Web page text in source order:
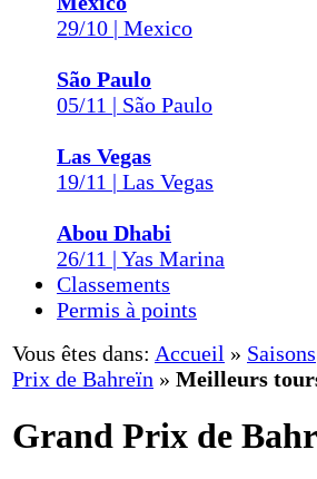
29/10 | Mexico
São Paulo
05/11 | São Paulo
Las Vegas
19/11 | Las Vegas
Abou Dhabi
26/11 | Yas Marina
Classements
Permis à points
Vous êtes dans: Accueil » Saisons
Prix de Bahreïn » Meilleurs
Grand Prix de